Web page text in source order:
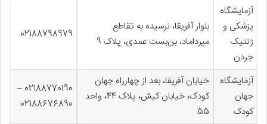
آزمایشگاه
پزشکی و
ژنتیک
جردن
بلوار آفریقا، نرسیده به تقاطع
میرداماد، بن‌بست عمدی، پلاک 9
02188798979
آزمایشگاه
جهان
کودک
خیابان آفریقا، بعد از چهارراه جهان
کودک، خیابان کیش، پلاک 44، واحد
55
02188770190 –
02188676890